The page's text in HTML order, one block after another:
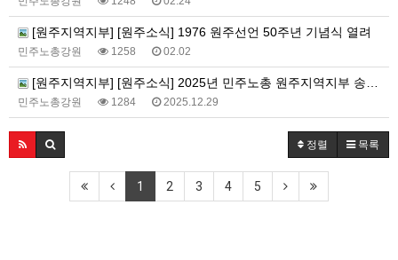
[원주지역지부] [원주소식] 1976 원주선언 50주년 기념식 열려
민주노총강원 1258 02.02
[원주지역지부] [원주소식] 2025년 민주노총 원주지역지부 송년회
민주노총강원 1284 2025.12.29
정렬 목록
1 2 3 4 5